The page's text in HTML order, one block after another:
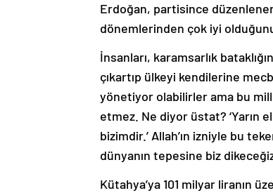
Erdoğan, partisince düzenlenen
dönemlerinden çok iyi
İnsanları, karamsarlık
çıkartıp ülkeyi kendilerine
yönetiyor olabilirler ama bu
etmez. Ne diyor üstat? ‘Yarın
bizimdir.’ Allah’ın izniyle bu
dünyanın tepesine biz
Kütahya’ya 101 milyar liranın